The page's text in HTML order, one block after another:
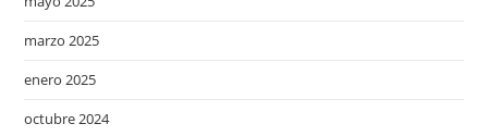
marzo 2025
enero 2025
octubre 2024